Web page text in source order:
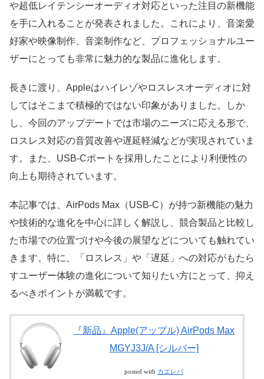
や超低レイテンシーオーディオ対応といった注目の新機能
を手に入れることが発表されました。これにより、音楽愛
好家や映像制作、音楽制作など、プロフェッショナルユー
ザーにとっても非常に魅力的な製品に進化します。
長きに渡り、Appleはハイレゾやロスレスオーディオに対
してはそこまで積極的ではない印象がありました。しか
し、今回のアップデートでは市場のニーズに応える形で、
ロスレス対応の音質改善や遅延軽減などが実現されていま
す。また、USB-Cポートを採用したことにより利便性の
向上も期待されています。
本記事では、AirPods Max（USB-C）が持つ新機能の魅力
や技術的な進化を中心に詳しく解説し、競合製品と比較し
た市場での位置づけや今後の展望などについても触れてい
きます。特に、「ロスレス」や「遅延」への対応がもたら
すユーザー体験の進化について知りたい方にとって、抑え
るべきポイントが満載です。
『新品』Apple(アップル) AirPods Max
MGYJ3J/A [シルバー]
posted with カエレバ